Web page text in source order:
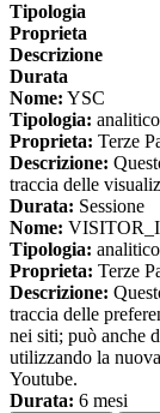
Tipologia
Proprieta
Descrizione
Durata
Nome: YSC
Tipologia: analitico
Proprieta: Terze
Descrizione:
traccia delle
Durata: Sessione
Nome:
Tipologia: analitico
Proprieta: Terze
Descrizione:
traccia delle
nei siti; può anche
utilizzando la
Youtube.
Durata: 6 mesi